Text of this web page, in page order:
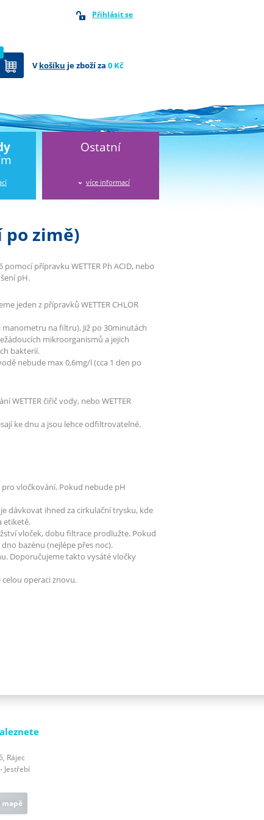
Přihlásit se
Vkošíku je zboží za 0 Kč
Ostatní
více informací
po zimě)
přípravku WETTER Ph ACID, nebo
pH.
jeden z přípravků WETTER CHLOR
na filtru). Již po 30minutách
mikroorganismů a jejich
bakterií.
nebude max 0,6mg/l (cca 1 den po
WETTER čiřič vody, nebo WETTER
ke dnu a jsou lehce odfiltrovatelné.
vločkování. Pokud nebude pH
dávkovat ihned za cirkulační trysku, kde
etiketě.
vloček, dobu filtrace prodlužte. Pokud
bazénu (nejlépe přes noc).
Doporučujeme takto vysáté vločky
operaci znovu.
Rájec
Jestřebí
mapě